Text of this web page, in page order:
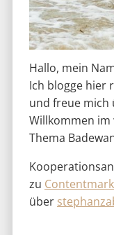
Hallo, mein
Ich blogge hier
und freue mich
Willkommen im
Thema
zu
über